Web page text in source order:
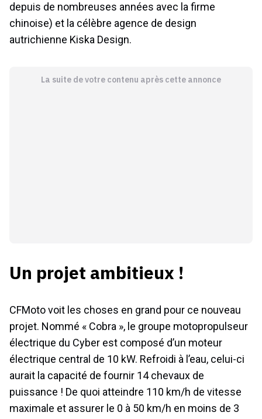
depuis de nombreuses années avec la firme
chinoise) et la célèbre agence de design
autrichienne Kiska Design.
La suite de votre contenu après cette annonce
Un projet ambitieux !
CFMoto voit les choses en grand pour ce nouveau
projet. Nommé « Cobra », le groupe motopropulseur
électrique du Cyber est composé d’un moteur
électrique central de 10 kW. Refroidi à l’eau, celui-ci
aurait la capacité de fournir 14 chevaux de
puissance ! De quoi atteindre 110 km/h de vitesse
maximale et assurer le 0 à 50 km/h en moins de 3